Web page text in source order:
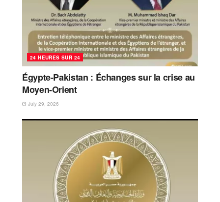
24 HEURES SUR 24
Égypte-Pakistan : Échanges sur la crise au
Moyen-Orient
July 29, 2026